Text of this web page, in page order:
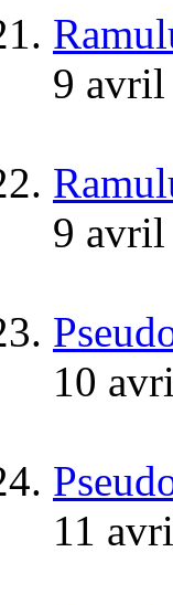
9 avril
9 avril
10
11